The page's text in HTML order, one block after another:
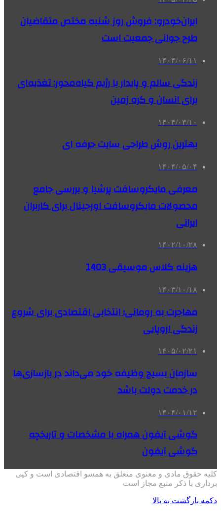
ایران‌خودرو: فروش روز شنبه مختص متقاضیان
طرح جوانی جمعیت است
۱۴۰۴/۰۶/۱۱
زندگی سالم و پایدار با رژیم گیاه‌محور: تغذیه‌ای
برای انسان و کره زمین
۱۴۰۴/۰۳/۱۰
بهترین روش طراحی سایت حرفه ای
۱۴۰۴/۰۵/۰۴
معرفی مایکروسافت پرشیا و بررسی جامع
محصولات مایکروسافت اورجینال برای کاربران
ایرانی
۱۴۰۲/۱۰/۲۸
هزینه کلاس موسیقی 1403
۱۴۰۳/۱۰/۱۸
مهاجرت به رومانی؛ انتخابی اقتصادی برای شروع
زندگی اروپایی
۱۴۰۵/۰۲/۲۱
سازمان بسیج وظیفه خود می‌داند در بازسازی‌ها
در خدمت دولت باشد
۱۴۰۴/۰۱/۱۲
گوشی آیفون همراه با مشخصات و تاریخچه
گوشی آیفون
کلیه حقوق مادی و معنوی متعلق به همسو اقتصادی است و کپی
برداری با ذکر منبع مجاز است
دکمه بازگشت به بالا